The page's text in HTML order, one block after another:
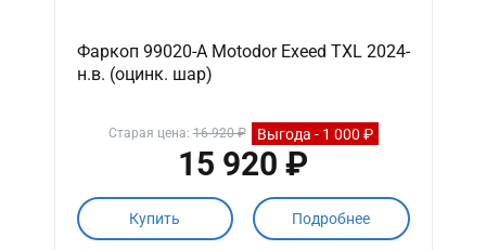
Фаркоп 99020-A Motodor Exeed TXL 2024-
н.в. (оцинк. шар)
Старая цена:16 920 ₽ Выгода - 1 000 ₽
15 920 ₽
Купить Подробнее